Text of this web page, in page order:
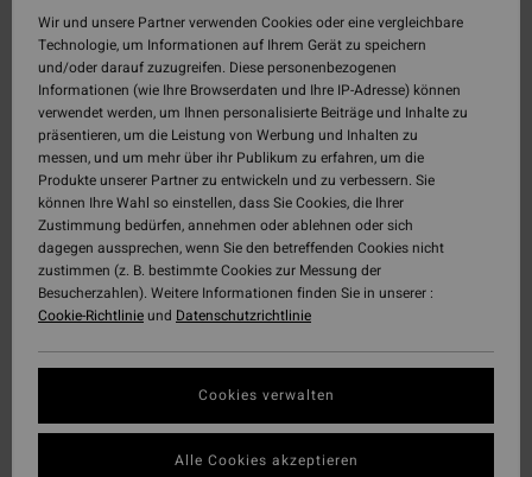
Wir und unsere Partner verwenden Cookies oder eine vergleichbare
Technologie, um Informationen auf Ihrem Gerät zu speichern
und/oder darauf zuzugreifen. Diese personenbezogenen
Informationen (wie Ihre Browserdaten und Ihre IP-Adresse) können
verwendet werden, um Ihnen personalisierte Beiträge und Inhalte zu
präsentieren, um die Leistung von Werbung und Inhalten zu
messen, und um mehr über ihr Publikum zu erfahren, um die
Produkte unserer Partner zu entwickeln und zu verbessern. Sie
können Ihre Wahl so einstellen, dass Sie Cookies, die Ihrer
Zustimmung bedürfen, annehmen oder ablehnen oder sich
dagegen aussprechen, wenn Sie den betreffenden Cookies nicht
zustimmen (z. B. bestimmte Cookies zur Messung der
Besucherzahlen). Weitere Informationen finden Sie in unserer :
Cookie-Richtlinieund Datenschutzrichtlinie
Cookies verwalten
Alle Cookies akzeptieren